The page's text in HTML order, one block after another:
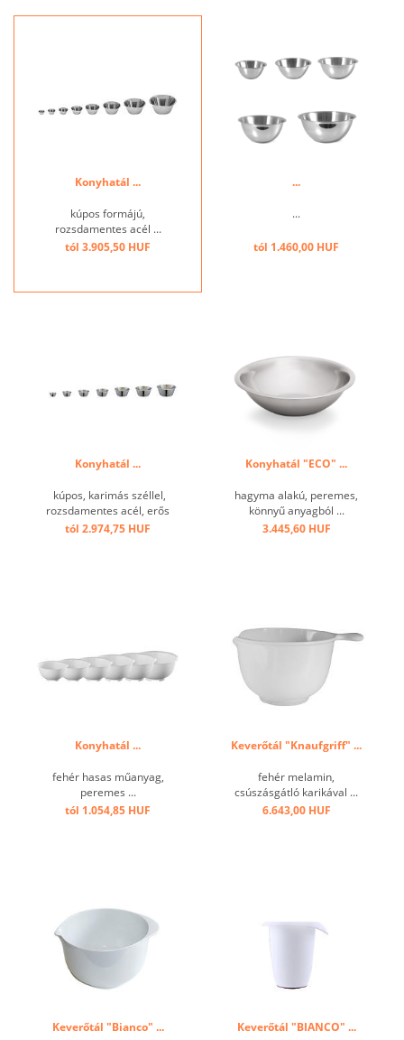
Konyhatál ...
kúpos formájú,
rozsdamentes acél ...
tól 3.905,50 HUF
...
...
tól 1.460,00 HUF
Konyhatál ...
kúpos, karimás széllel,
rozsdamentes acél, erős
kivitelben ...
tól 2.974,75 HUF
Konyhatál "ECO" ...
hagyma alakú, peremes,
könnyű anyagból ...
3.445,60 HUF
Konyhatál ...
fehér hasas műanyag,
peremes ...
tól 1.054,85 HUF
Keverőtál "Knaufgriff" ...
fehér melamin,
csúszásgátló karikával ...
6.643,00 HUF
Keverőtál "Bianco" ... Keverőtál "BIANCO" ...